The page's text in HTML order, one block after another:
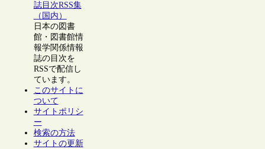
誌目次RSS集
（国内）
日本の図書
館・図書館情
報学関係情報
誌の目次を
RSSで配信し
ています。
このサイトに
ついて
サイトポリシ
ー
検索の方法
サイトの更新